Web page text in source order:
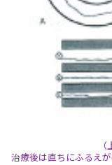
治療後は直ちにふるえ